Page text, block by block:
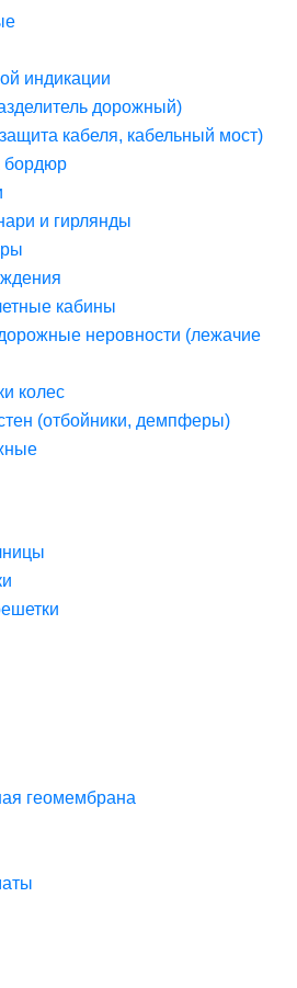
индикации
дорожный)
кабеля, кабельный мост)
бордюр
и гирлянды
кабины
неровности (лежачие
колес
(отбойники, демпферы)
геомембрана